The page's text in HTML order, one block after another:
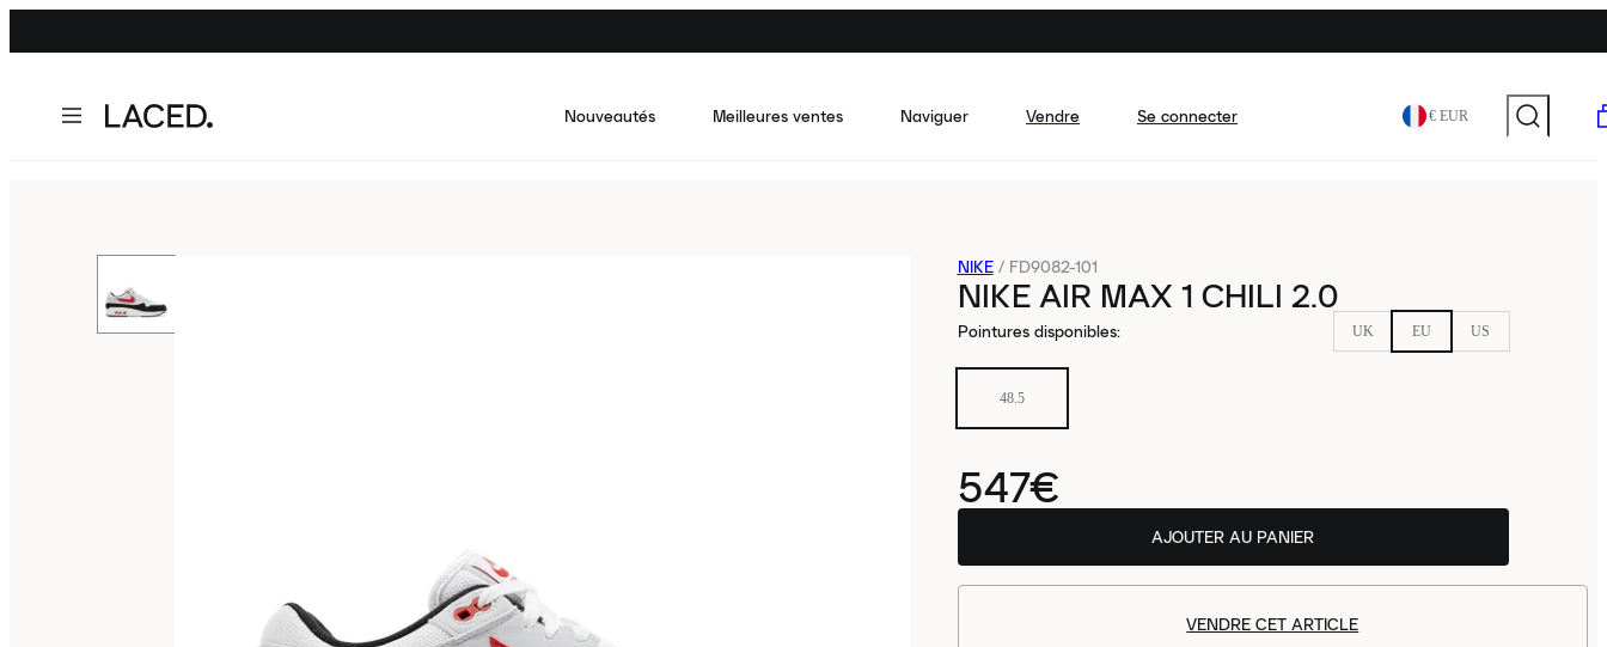
Nouveautés Meilleures ventes Naviguer Vendre Se connecter € EUR
NIKE / FD9082-101
NIKE AIR MAX 1 CHILI 2.0
Pointures disponibles: UK EU US
48.5
547€
AJOUTER AU PANIER
VENDRE CET ARTICLE